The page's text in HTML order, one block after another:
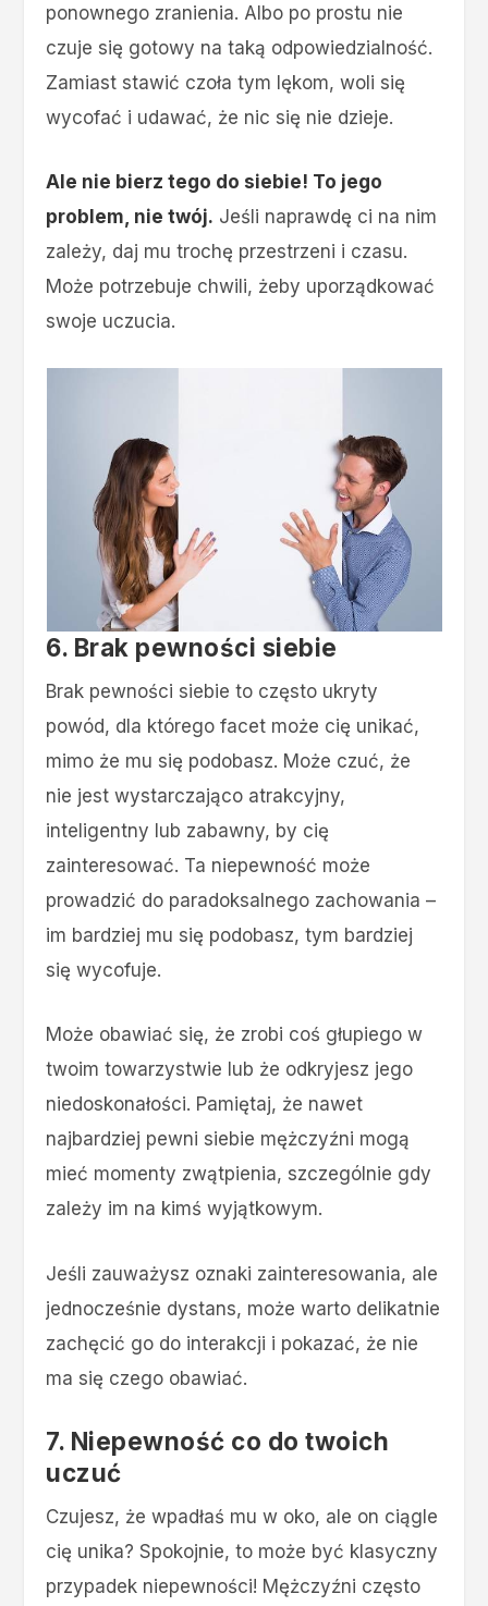
ponownego zranienia. Albo po prostu nie
czuje się gotowy na taką odpowiedzialność.
Zamiast stawić czoła tym lękom, woli się
wycofać i udawać, że nic się nie dzieje.
Ale nie bierz tego do siebie! To jego
problem, nie twój. Jeśli naprawdę ci na nim
zależy, daj mu trochę przestrzeni i czasu.
Może potrzebuje chwili, żeby uporządkować
swoje uczucia.
6. Brak pewności siebie
Brak pewności siebie to często ukryty
powód, dla którego facet może cię unikać,
mimo że mu się podobasz. Może czuć, że
nie jest wystarczająco atrakcyjny,
inteligentny lub zabawny, by cię
zainteresować. Ta niepewność może
prowadzić do paradoksalnego zachowania –
im bardziej mu się podobasz, tym bardziej
się wycofuje.
Może obawiać się, że zrobi coś głupiego w
twoim towarzystwie lub że odkryjesz jego
niedoskonałości. Pamiętaj, że nawet
najbardziej pewni siebie mężczyźni mogą
mieć momenty zwątpienia, szczególnie gdy
zależy im na kimś wyjątkowym.
Jeśli zauważysz oznaki zainteresowania, ale
jednocześnie dystans, może warto delikatnie
zachęcić go do interakcji i pokazać, że nie
ma się czego obawiać.
7. Niepewność co do twoich
uczuć
Czujesz, że wpadłaś mu w oko, ale on ciągle
cię unika? Spokojnie, to może być klasyczny
przypadek niepewności! Mężczyźni często